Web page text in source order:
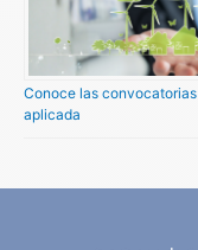
Conoce las
aplicada